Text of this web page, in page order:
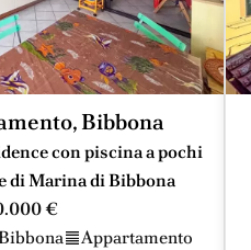
Bibbona
con piscina a pochi
di Marina di Bibbona
€
Appartamento